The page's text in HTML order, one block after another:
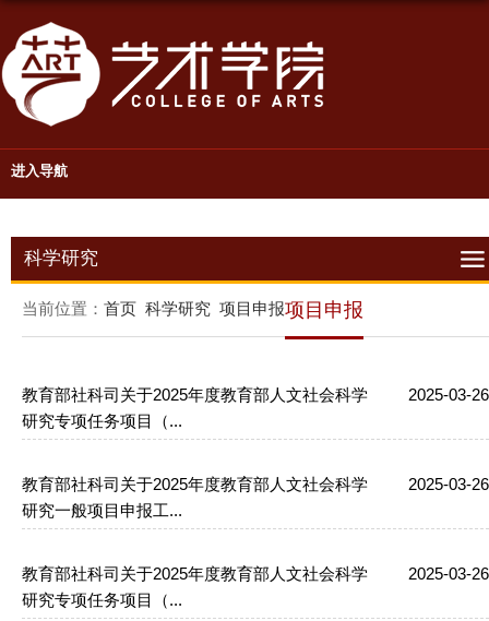
进入导航
科学研究
当前位置： 首页 科学研究 项目申报项目申报
教育部社科司关于2025年度教育部人文社会科学
研究专项任务项目（...
2025-03-26
教育部社科司关于2025年度教育部人文社会科学
研究一般项目申报工...
2025-03-26
教育部社科司关于2025年度教育部人文社会科学
研究专项任务项目（...
2025-03-26